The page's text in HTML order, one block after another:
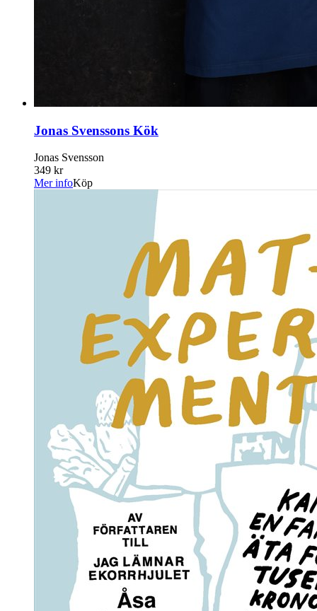
Jonas Svenssons Kök
Jonas Svensson
349 kr
Mer infoKöp